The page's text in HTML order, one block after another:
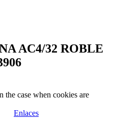
AC4/32 ROBLE
case when cookies are
Enlaces